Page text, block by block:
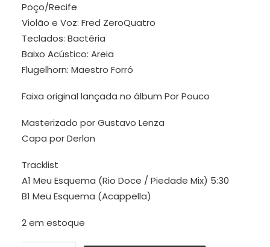
Poço/Recife
Violão e Voz: Fred ZeroQuatro
Teclados: Bactéria
Baixo Acústico: Areia
Flugelhorn: Maestro Forró
Faixa original lançada no álbum Por Pouco
Masterizado por Gustavo Lenza
Capa por Derlon
Tracklist
A1 Meu Esquema (Rio Doce / Piedade Mix) 5:30
B1 Meu Esquema (Acappella)
2 em estoque